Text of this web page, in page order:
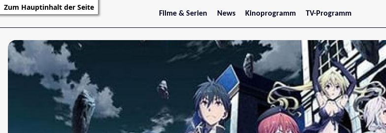
Zum Hauptinhalt der Seite
Filme & Serien
Trailer
Filmarchiv
Serienarchiv
News
Stars
Kinoprogramm
Jetzt im Kino
Wien
Niederösterreich
Oberösterreich
Steiermark
Burgenland
Kärnten
Salzburg
Vorarlberg
TV-Programm